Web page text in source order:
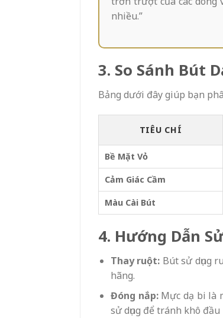
nhiều.”
3. So Sánh Bút
Bảng dưới đây giúp bạn
TIÊU CHÍ
Bề Mặt Vỏ
Cảm Giác Cầm
Màu Cài Bút
4. Hướng Dẫn
Thay ruột: Bút sử dụng
hãng.
Đóng nắp:Mực dạ bi là
sử dụng để tránh khô đầu